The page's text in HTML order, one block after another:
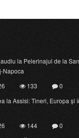
la Pelerinajul de la
Napoca
133
0
la Assisi: Tineri, Europa și
144
0